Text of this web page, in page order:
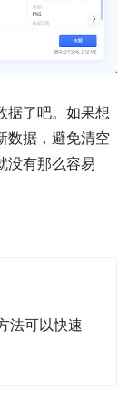
据了吧。如果想
数据，避免清空
没有那么容易
法可以快速